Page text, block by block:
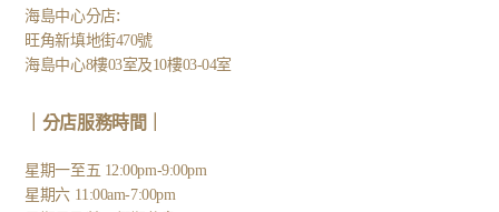
海島中心分店:
旺角新填地街470號
海島中心8樓03室及10樓03-04室
｜分店服務時間｜
星期一至五 12:00pm-9:00pm
星期六 11:00am-7:00pm